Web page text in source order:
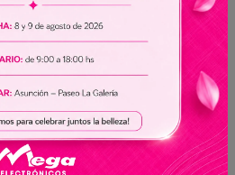
para el retiro de
a través de este sitio